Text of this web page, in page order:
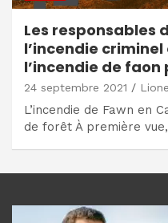
Les responsables
l’incendie
l’incendie de faon
24 septembre 2021
L’incendie de Fawn en
de forêt À première